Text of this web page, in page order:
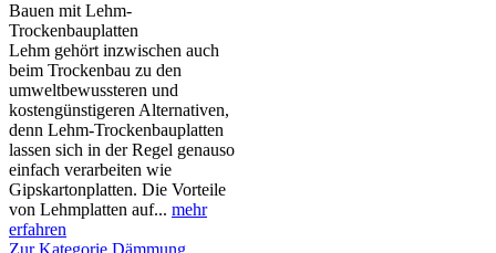
Bauen mit Lehm-
Trockenbauplatten
Lehm gehört inzwischen auch
beim Trockenbau zu den
umweltbewussteren und
kostengünstigeren Alternativen,
denn Lehm-Trockenbauplatten
lassen sich in der Regel genauso
einfach verarbeiten wie
Gipskartonplatten. Die Vorteile
von Lehmplatten auf... mehr
erfahren
Zur Kategorie Dämmung